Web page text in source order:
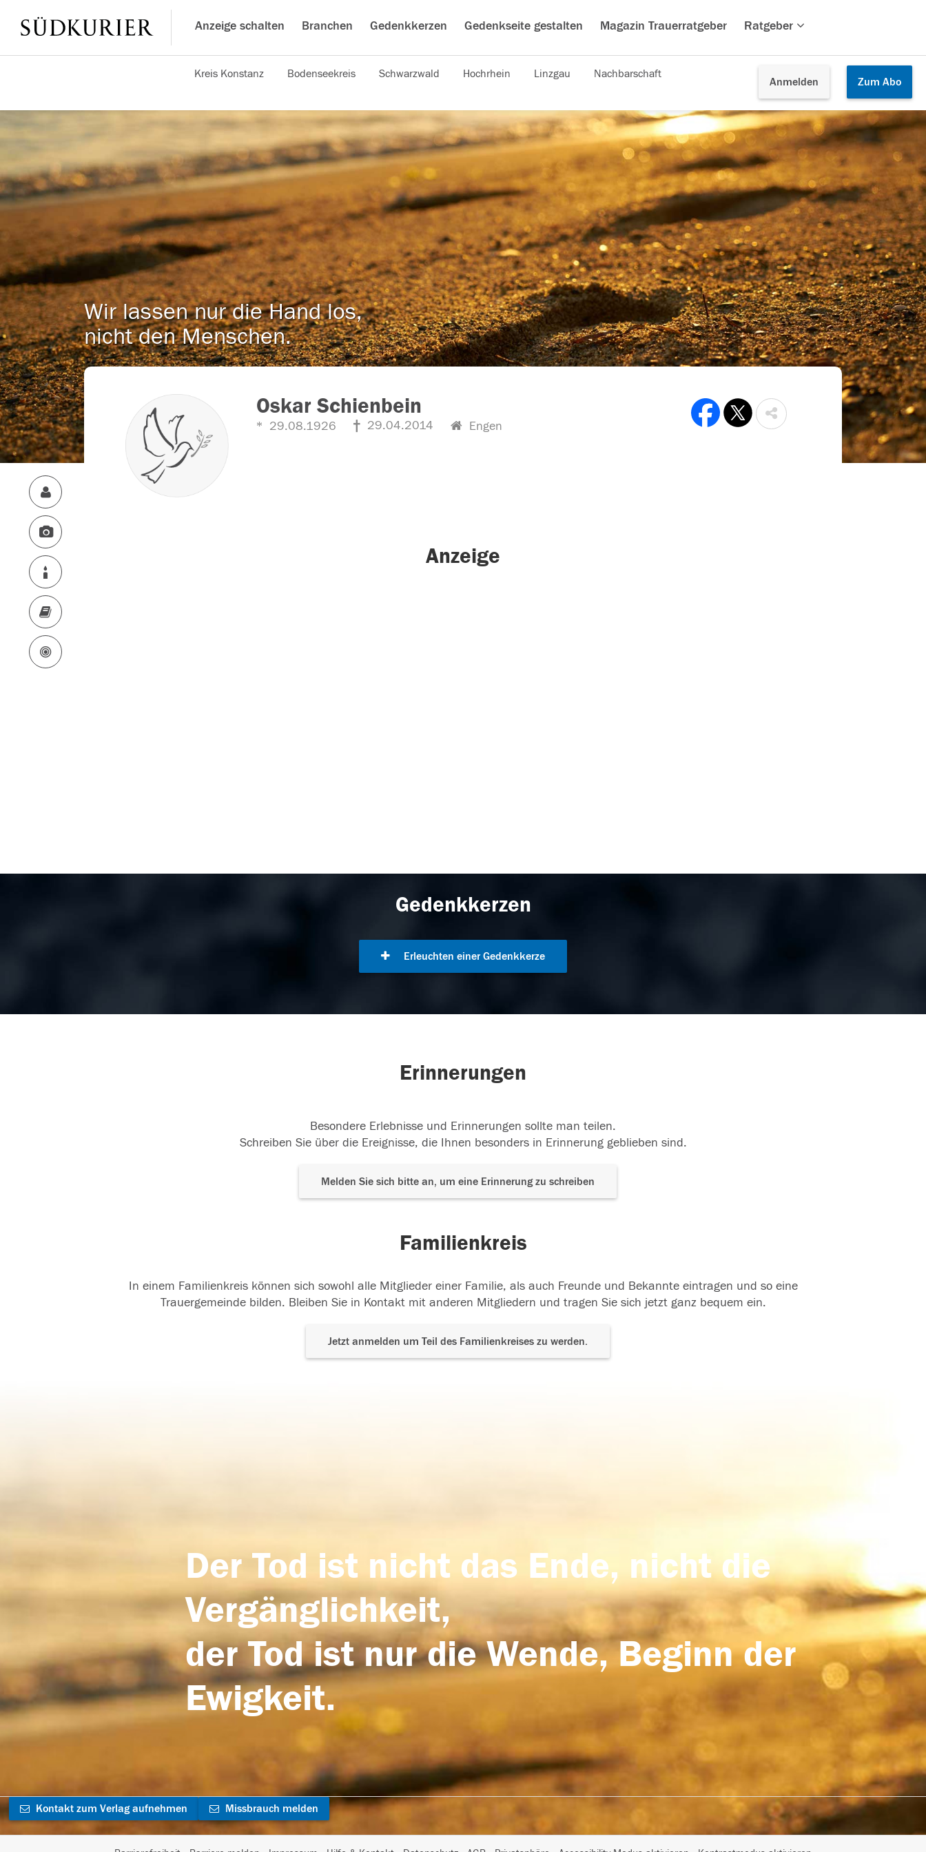
Anzeige schalten Branchen Gedenkkerzen Gedenkseite gestalten Magazin Trauerratgeber Ratgeber
Anmelden Zum Abo
Kreis Konstanz Bodenseekreis Schwarzwald Hochrhein Linzgau Nachbarschaft
Wir lassen nur die Hand los,
nicht den Menschen.
Oskar Schienbein
29.08.1926 29.04.2014 Engen
Anzeige
Gedenkkerzen
Erleuchten einer Gedenkkerze
Erinnerungen
Besondere Erlebnisse und Erinnerungen sollte man teilen.
Schreiben Sie über die Ereignisse, die Ihnen besonders in Erinnerung geblieben sind.
Melden Sie sich bitte an, um eine Erinnerung zu schreiben
Familienkreis
In einem Familienkreis können sich sowohl alle Mitglieder einer Familie, als auch Freunde und Bekannte eintragen und so eine
Trauergemeinde bilden. Bleiben Sie in Kontakt mit anderen Mitgliedern und tragen Sie sich jetzt ganz bequem ein.
Jetzt anmelden um Teil des Familienkreises zu werden.
Der Tod ist nicht das Ende, nicht die
Vergänglichkeit,
der Tod ist nur die Wende, Beginn der
Ewigkeit.
Kontakt zum Verlag aufnehmen Missbrauch melden